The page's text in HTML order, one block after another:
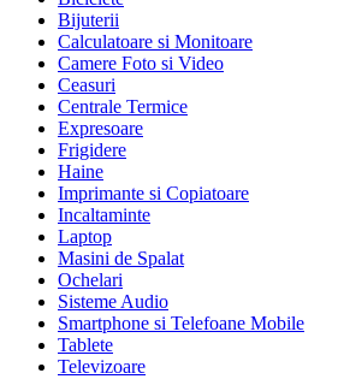
Bijuterii
Calculatoare si Monitoare
Camere Foto si Video
Ceasuri
Centrale Termice
Expresoare
Frigidere
Haine
Imprimante si Copiatoare
Incaltaminte
Laptop
Masini de Spalat
Ochelari
Sisteme Audio
Smartphone si Telefoane Mobile
Tablete
Televizoare